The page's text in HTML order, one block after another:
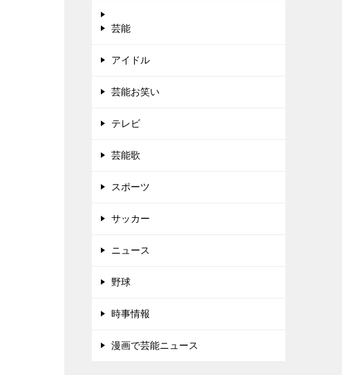
芸能
アイドル
芸能お笑い
テレビ
芸能歌
スポーツ
サッカー
ニュース
野球
時事情報
漫画で芸能ニュース